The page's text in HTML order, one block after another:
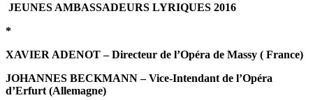
JEUNES AMBASSADEURS LYRIQUES 2016
*
XAVIER ADENOT – Directeur de l’Opéra de Massy ( France)
JOHANNES BECKMANN – Vice-Intendant de l’Opéra
d’Erfurt (Allemagne)